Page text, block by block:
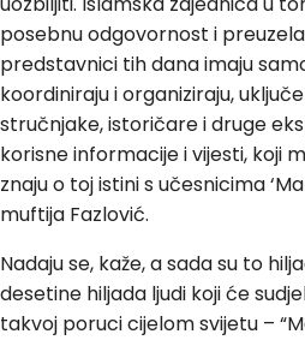
posebnu odgovornost i
predstavnici tih dana imaju
koordiniraju i organiziraju,
stručnjake, istoričare i druge
korisne informacije i vijesti, koji
znaju o toj istini s učesnicima
muftija Fazlović.
Nadaju se, kaže, a sada su to
desetine hiljada ljudi koji će
takvoj poruci cijelom svijetu –